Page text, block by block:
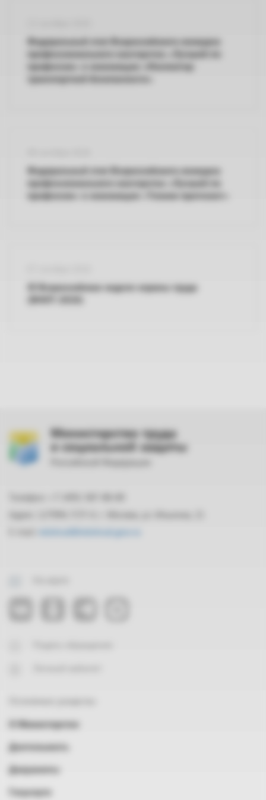
Федеральный этап Всероссийского конкурса
профессионального мастерства «Лучший по
профессии» в номинации «Инспектор
транспортной безопасности»
Федеральный этап Всероссийского конкурса
профессионального мастерства «Лучший по
профессии» в номинации «Техник-протезист»
XI Всероссийская неделя охраны труда
Министерство труда
и социальной защиты
Телефон: +7 (495) 587-88-89
Адрес: 127994, ГСП-4, г. Москва, ул. Ильинка, 21
mintrud@mintrud.gov.ru
О Министерстве
Деятельность
Документы
Госуслуги